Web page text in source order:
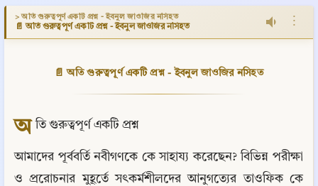
> অতি গুরুত্বপূর্ণ একটি প্রশ্ন - ইবনুল জাওজির নসিহত
📄 অতি গুরুত্বপূর্ণ একটি প্রশ্ন - ইবনুল জাওজির নসিহত ⋮
📄 অতি গুরুত্বপূর্ণ একটি প্রশ্ন - ইবনুল জাওজির নসিহত
অ তি গুরুত্বপূর্ণ একটি প্রশ্ন
আমাদের পূর্ববর্তি নবীগণকে কে সাহায্য করেছেন? বিভিন্ন পরীক্ষা
ও প্ররোচনার মুহূর্তে সৎকর্মশীলদের আনুগত্যের তাওফিক কে